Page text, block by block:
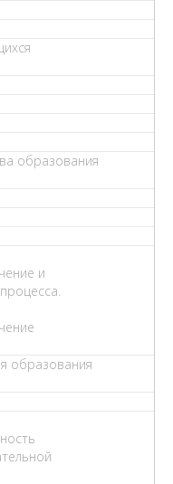
образования
и
образования